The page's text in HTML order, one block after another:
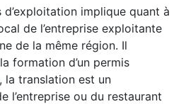
implique quant à
de l’entreprise exploitante
de la même région. Il
formation d’un permis
la translation est un
l’entreprise ou du restaurant